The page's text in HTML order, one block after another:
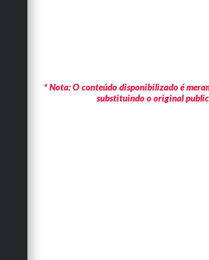
* Nota: O conteúdo disponibilizado é
substituindo o original